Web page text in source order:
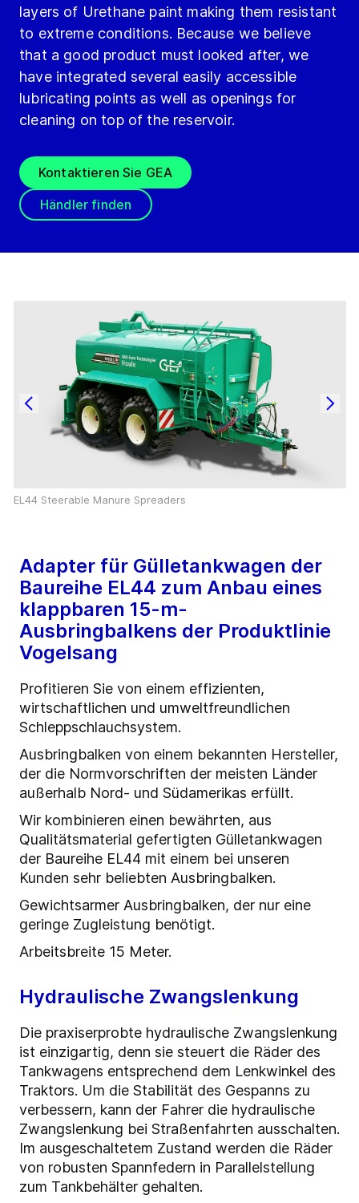
layers of Urethane paint making them resistant
to extreme conditions. Because we believe
that a good product must looked after, we
have integrated several easily accessible
lubricating points as well as openings for
cleaning on top of the reservoir.
Kontaktieren Sie GEA
Händler finden
EL44 Steerable Manure Spreaders
Adapter für Gülletankwagen der
Baureihe EL44 zum Anbau eines
klappbaren 15-m-
Ausbringbalkens der Produktlinie
Vogelsang
Profitieren Sie von einem effizienten,
wirtschaftlichen und umweltfreundlichen
Schleppschlauchsystem.
Ausbringbalken von einem bekannten Hersteller,
der die Normvorschriften der meisten Länder
außerhalb Nord- und Südamerikas erfüllt.
Wir kombinieren einen bewährten, aus
Qualitätsmaterial gefertigten Gülletankwagen
der Baureihe EL44 mit einem bei unseren
Kunden sehr beliebten Ausbringbalken.
Gewichtsarmer Ausbringbalken, der nur eine
geringe Zugleistung benötigt.
Arbeitsbreite 15 Meter.
Hydraulische Zwangslenkung
Die praxiserprobte hydraulische Zwangslenkung
ist einzigartig, denn sie steuert die Räder des
Tankwagens entsprechend dem Lenkwinkel des
Traktors. Um die Stabilität des Gespanns zu
verbessern, kann der Fahrer die hydraulische
Zwangslenkung bei Straßenfahrten ausschalten.
Im ausgeschaltetem Zustand werden die Räder
von robusten Spannfedern in Parallelstellung
zum Tankbehälter gehalten.